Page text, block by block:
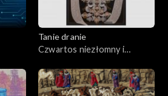
Tanie dranie
Czwartos niezłomny i